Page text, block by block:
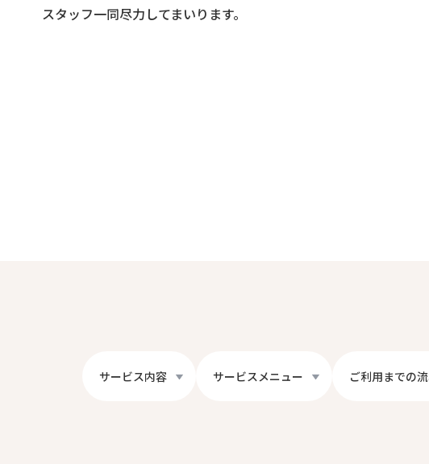
スタッフ一同尽力してまいります。
サービス内容 サービスメニュー ご利用までの